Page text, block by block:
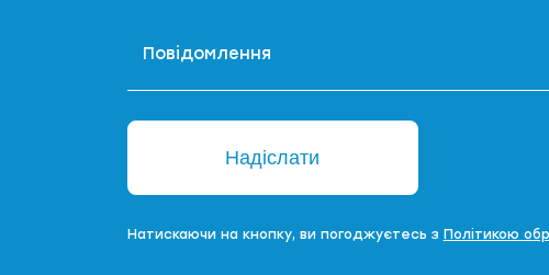
Повідомлення
Надіслати
Натискаючи на кнопку, ви погоджуєтесь з Політикою